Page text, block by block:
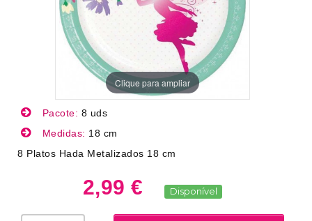
Clique para ampliar
Pacote: 8 uds
Medidas: 18 cm
8 Platos Hada Metalizados 18 cm
2,99 € Disponível